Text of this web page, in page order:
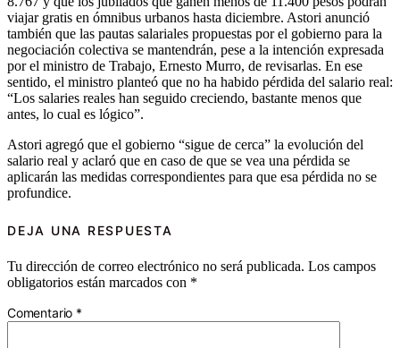
viajar gratis en ómnibus urbanos hasta diciembre. Astori anunció
también que las pautas salariales propuestas por el gobierno para la
negociación colectiva se mantendrán, pese a la intención expresada
por el ministro de Trabajo, Ernesto Murro, de revisarlas. En ese
sentido, el ministro planteó que no ha habido pérdida del salario real:
“Los salaries reales han seguido creciendo, bastante menos que
antes, lo cual es lógico”.
Astori agregó que el gobierno “sigue de cerca” la evolución del
salario real y aclaró que en caso de que se vea una pérdida se
aplicarán las medidas correspondientes para que esa pérdida no se
profundice.
DEJA UNA RESPUESTA
Tu dirección de correo electrónico no será publicada. Los campos
obligatorios están marcados con *
Comentario *